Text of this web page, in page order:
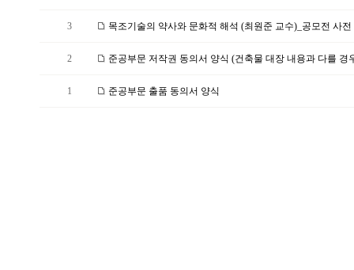
3 목조기술의 약사와 문화적 해석 (최원준 교수)_공모전 사전
2 준공부문 저작권 동의서 양식 (건축물 대장 내용과 다를 경
1 준공부문 출품 동의서 양식